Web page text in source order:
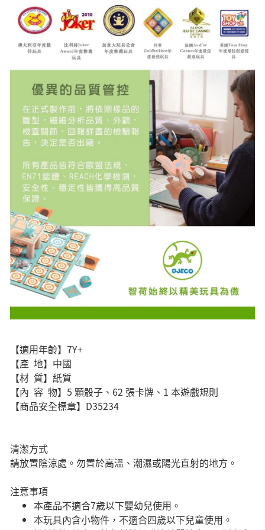
【適用年齡】7Y+
【產 地】中國
【材 質】紙質
【內 容 物】5 顆骰子、62 張卡牌、1 本遊戲規則
【商品安全標章】D35234
清潔方式
請放置陰涼處。勿置於高溫、潮濕或陽光直射的地方。
注意事項
本產品不適合7歲以下嬰幼兒使用。
本玩具內含小物件，不適合四歲以下兒童使用。